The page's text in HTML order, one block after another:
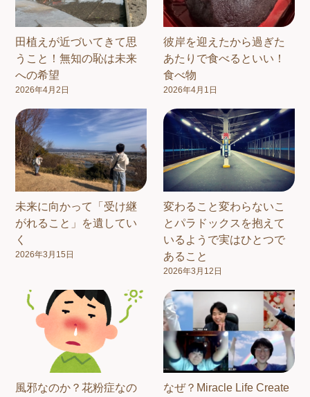
田植えが近づいてきて思
うこと！無知の恥は未来
への希望
2026年4月2日
彼岸を迎えたから過ぎた
あたりで食べるといい！
食べ物
2026年4月1日
未来に向かって「受け継
がれること」を遺してい
く
2026年3月15日
変わること変わらないこ
とパラドックスを抱えて
いるようで実はひとつで
あること
2026年3月12日
風邪なのか？花粉症なの
なぜ？Miracle Life Create